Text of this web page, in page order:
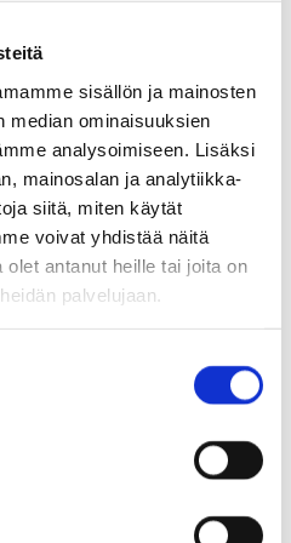
sisällön ja mainosten
median ominaisuuksien
analysoimiseen. Lisäksi
mainosalan ja analytiikka-
siitä, miten käytät
voivat yhdistää näitä
antanut heille tai joita on
palvelujaan.
vuositasolla erilaisia
investoi lähes 150
ilmoita
ja ilmoitukset
kynnysarvot